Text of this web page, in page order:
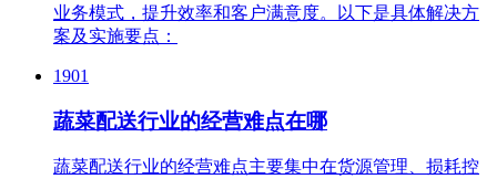
业务模式，提升效率和客户满意度。以下是具体解决方
案及实施要点：
1901
蔬菜配送行业的经营难点在哪
蔬菜配送行业的经营难点主要集中在货源管理、损耗控